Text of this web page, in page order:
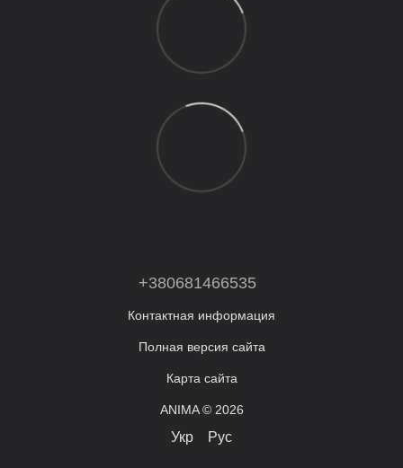
+380681466535
Контактная информация
Полная версия сайта
Карта сайта
ANIMA © 2026
Укр Рус